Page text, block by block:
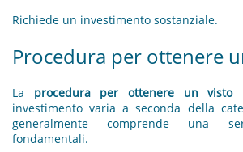
Richiede un investimento sostanziale.
Procedura per ottenere
La procedura per ottenere un visto
investimento varia a seconda della
generalmente comprende una
fondamentali.